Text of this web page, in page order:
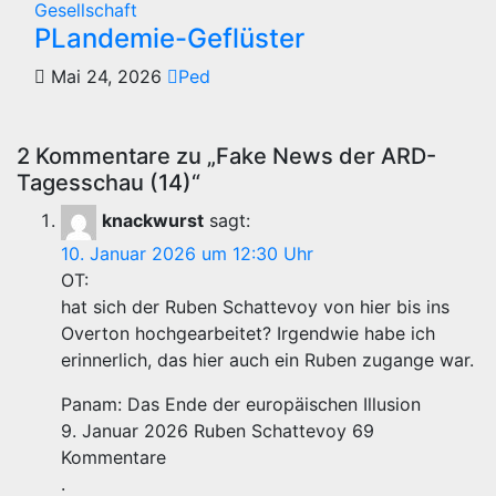
Gesellschaft
PLandemie-Geflüster
Mai 24, 2026 Ped
2 Kommentare zu „Fake News der ARD-
Tagesschau (14)“
knackwurst sagt:
10. Januar 2026 um 12:30 Uhr
OT:
hat sich der Ruben Schattevoy von hier bis ins
Overton hochgearbeitet? Irgendwie habe ich
erinnerlich, das hier auch ein Ruben zugange war.
Panam: Das Ende der europäischen Illusion
9. Januar 2026 Ruben Schattevoy 69
Kommentare
.